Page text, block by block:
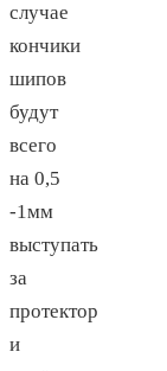
случае
кончики
шипов
будут
всего
на 0,5
-1мм
выступать
за
протектор
и